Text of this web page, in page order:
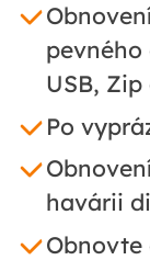
USB, Zip
Po
havárii